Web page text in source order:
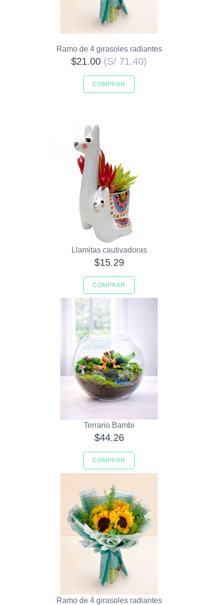
Ramo de 4 girasoles radiantes
$21.00 (S/ 71.40)
COMPRAR
Llamitas cautivadoras
$15.29
COMPRAR
Terrario Bambi
$44.26
COMPRAR
Ramo de 4 girasoles radiantes